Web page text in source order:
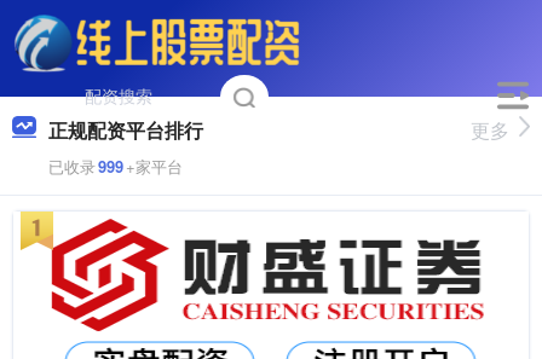
正规配资平台排行
已收录999+家平台
更多